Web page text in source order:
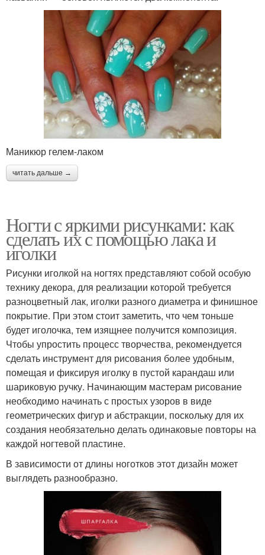
Маникюр гелем-лаком
читать дальше →
Ногти с яркими рисунками: как
сделать их с помощью лака и
иголки
Рисунки иголкой на ногтях представляют собой особую
технику декора, для реализации которой требуется
разноцветный лак, иголки разного диаметра и финишное
покрытие. При этом стоит заметить, что чем тоньше
будет иголочка, тем изящнее получится композиция.
Чтобы упростить процесс творчества, рекомендуется
сделать инструмент для рисования более удобным,
помещая и фиксируя иголку в пустой карандаш или
шариковую ручку. Начинающим мастерам рисование
необходимо начинать с простых узоров в виде
геометрических фигур и абстракции, поскольку для их
создания необязательно делать одинаковые повторы на
каждой ногтевой пластине.
В зависимости от длины ноготков этот дизайн может
выглядеть разнообразно.